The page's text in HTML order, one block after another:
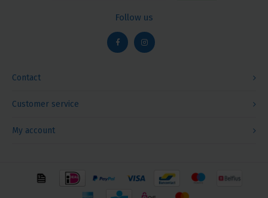
Contact
Follow us
Customer service
My account